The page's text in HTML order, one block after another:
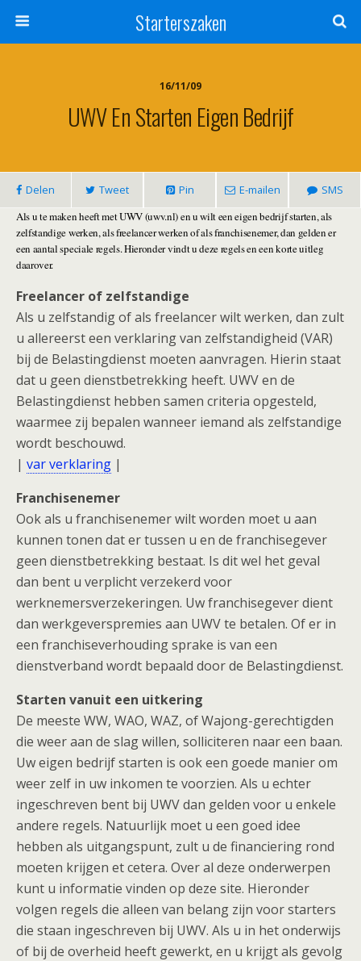
Starterszaken
16/11/09
UWV En Starten Eigen Bedrijf
Delen Tweet Pin E-mailen
SMS
Als u te maken heeft met UWV (uwv.nl) en u wilt een eigen bedrijf starten, als
zelfstandige werken, als freelancer werken of als franchisenemer, dan gelden er
een aantal speciale regels. Hieronder vindt u deze regels en een korte uitleg
daarover.
Freelancer of zelfstandige
Als u zelfstandig of als freelancer wilt werken, dan zult
u allereerst een verklaring van zelfstandigheid (VAR)
bij de Belastingdienst moeten aanvragen. Hierin staat
dat u geen dienstbetrekking heeft. UWV en de
Belastingdienst hebben samen criteria opgesteld,
waarmee zij bepalen wanneer iemand als zelfstandige
wordt beschouwd.
| var verklaring |
Franchisenemer
Ook als u franchisenemer wilt worden moet u aan
kunnen tonen dat er tussen u en de franchisegever
geen dienstbetrekking bestaat. Is dit wel het geval
dan bent u verplicht verzekerd voor
werknemersverzekeringen. Uw franchisegever dient
dan werkgeverspremies aan UWV te betalen. Of er in
een franchiseverhouding sprake is van een
dienstverband wordt bepaald door de Belastingdienst.
Starten vanuit een uitkering
De meeste WW, WAO, WAZ, of Wajong-gerechtigden
die weer aan de slag willen, solliciteren naar een baan.
Uw eigen bedrijf starten is ook een goede manier om
weer zelf in uw inkomen te voorzien. Als u echter
ingeschreven bent bij UWV dan gelden voor u enkele
andere regels. Natuurlijk moet u een goed idee
hebben als uitgangspunt, zult u de financiering rond
moeten krijgen et cetera. Over al deze onderwerpen
kunt u informatie vinden op deze site. Hieronder
volgen regels die alleen van belang zijn voor starters
die staan ingeschreven bij UWV. Als u in het onderwijs
of bij de overheid heeft gewerkt, en u krijgt als gevolg